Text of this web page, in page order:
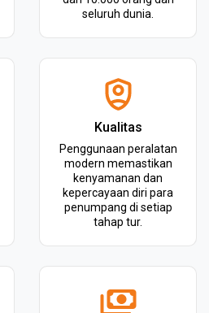
seluruh dunia.
Kualitas
Penggunaan peralatan
modern memastikan
kenyamanan dan
kepercayaan diri para
penumpang di setiap
tahap tur.